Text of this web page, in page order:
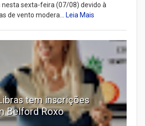
sexta-feira (07/08) devido à
de vento modera...
Leia Mais
tem inscrições
Belford Roxo